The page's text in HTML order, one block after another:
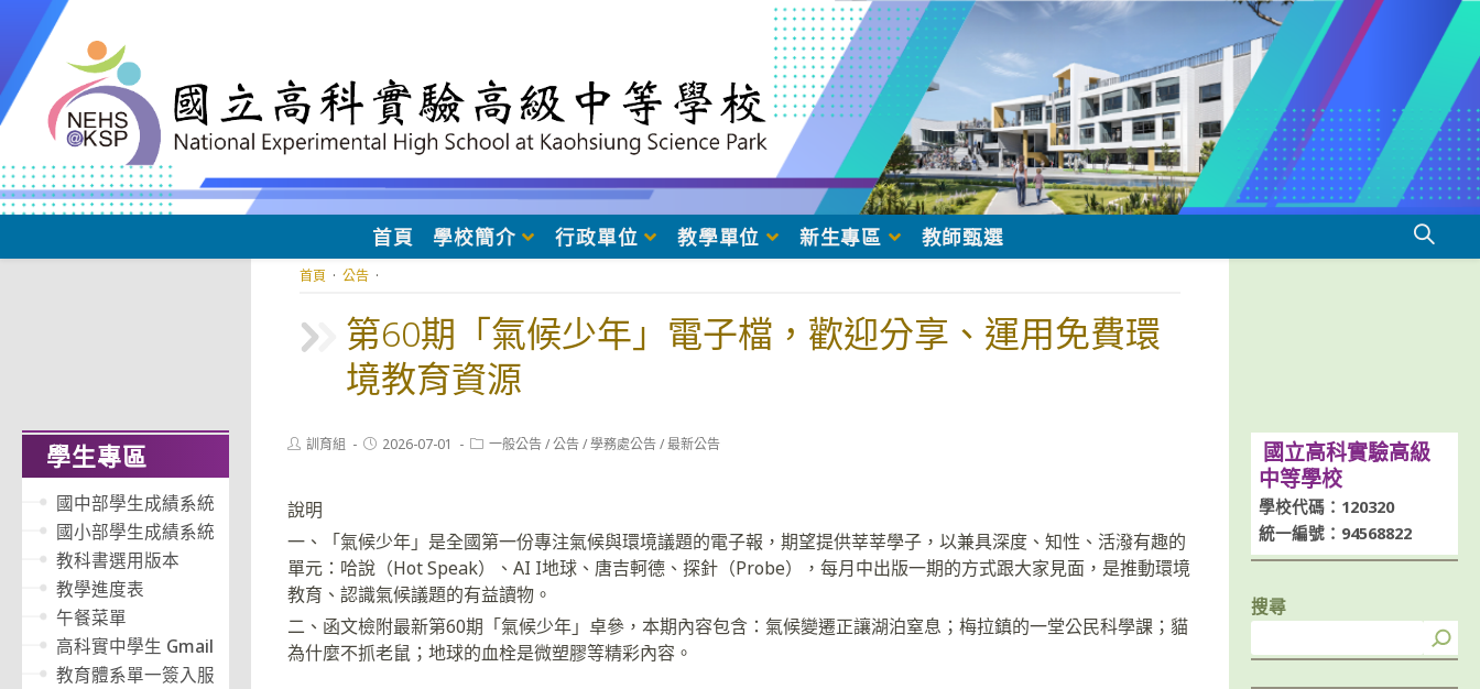
至
主
要
容
首頁 學校簡介 行政單位 教學單位 新生專區 教師甄選
第60期「氣候少年」電子檔，歡迎分享、運用免費環
境教育資源
首頁 · 公告 ·
Post訓育組
Post2026-07-01
Post一般公告 / 公告 / 學務處公告 / 最新公告
說明
一、「氣候少年」是全國第一份專注氣候與環境議題的電子報，期望提供莘莘學子，以兼具深度、知性、活潑有趣的
單元：哈說（Hot Speak）、AI I地球、唐吉軻德、探針（Probe），每月中出版一期的方式跟大家見面，是推動環境
教育、認識氣候議題的有益讀物。
二、函文檢附最新第60期「氣候少年」卓參，本期內容包含：氣候變遷正讓湖泊窒息；梅拉鎮的一堂公民科學課；貓
為什麼不抓老鼠；地球的血栓是微塑膠等精彩內容。
學生專區
國中部學生成績系統
國小部學生成績系統
教科書選用版本
教學進度表
午餐菜單
高科實中學生 Gmail
教育體系單一簽入服
國立高科實驗高級
中等學校
學校代碼：120320
統一編號：94568822
搜尋